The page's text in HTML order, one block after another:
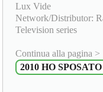
Lux Vide
Network/Distributor:
Television series
Continua alla pagina >
2010 HO